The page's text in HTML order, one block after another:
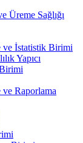
Üreme Sağlığı
ve İstatistik Birimi
Yapıcı
Raporlama